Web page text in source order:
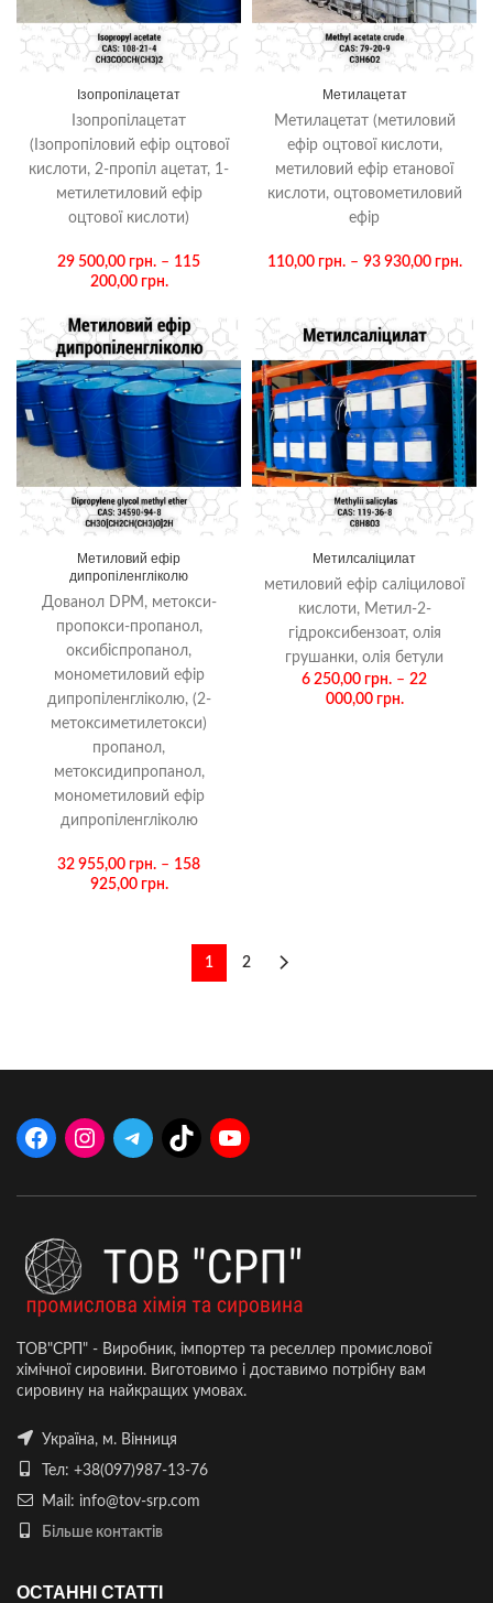
Ізопропілацетат
Ізопропілацетат
(Ізопропіловий ефір оцтової
кислоти, 2-пропіл ацетат, 1-
метилетиловий ефір
оцтової кислоти)
29 500,00 грн. – 115
200,00 грн.
Метилацетат
Метилацетат (метиловий
ефір оцтової кислоти,
метиловий ефір етанової
кислоти, оцтовометиловий
ефір
110,00 грн.– 93 930,00 грн.
Метиловий ефір
дипропіленгліколю
Дованол DPM, метокси-
пропокси-пропанол,
оксибіспропанол,
монометиловий ефір
дипропіленгліколю, (2-
метоксиметилетокси)
пропанол,
метоксидипропанол,
монометиловий ефір
дипропіленгліколю
32 955,00 грн. – 158
925,00 грн.
Метилсаліцилат
метиловий ефір саліцилової
кислоти, Метил-2-
гідроксибензоат, олія
грушанки, олія бетули
6 250,00 грн. – 22
000,00 грн.
1 2
ТОВ"СРП" - Виробник, імпортер та реселлер промислової
хімічної сировини. Виготовимо і доставимо потрібну вам
сировину на найкращих умовах.
Україна, м. Вінниця
Тел: +38(097)987-13-76
Mail: info@tov-srp.com
Більше контактів
ОСТАННІ СТАТТІ